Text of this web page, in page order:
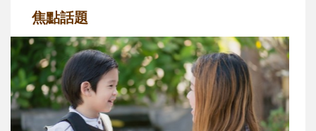
焦點話題
和孩子一起長大的那個男人│讀懂父親的
不同模樣
沒有人天生就擅長當爸爸！男人總是在一次